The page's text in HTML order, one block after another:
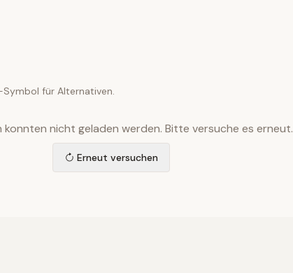
für Alternativen.
konnten nicht geladen werden. Bitte versuche es erneut.
Erneut versuchen